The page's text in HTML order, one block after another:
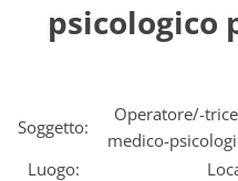
psicologico
Soggetto:
Operatore/-
medico-
Luogo: